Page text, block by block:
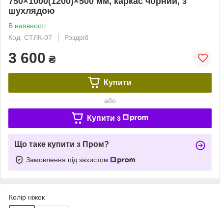
шухлядою
В наявності
Код: СТЛК-07
Роздріб
3 600 ₴
Купити
або
Купити з
Що таке купити з Пром?
Замовлення під захистом
Колір ніжок